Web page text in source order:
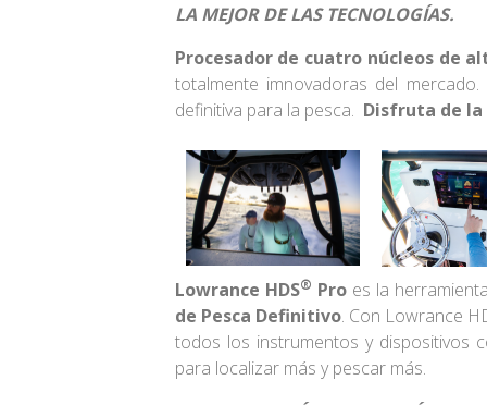
LA MEJOR DE LAS TECNOLOGÍAS.
Procesador de cuatro núcleos de
totalmente imnovadoras del
definitiva para la pesca. Disfruta de la
Lowrance HDS® Proes la
de Pesca Definitivo. Con Lowrance
todos los instrumentos y dispositivos
para localizar más y pescar más.